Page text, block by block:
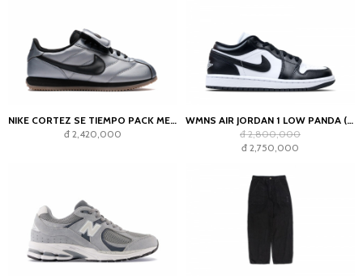
NIKE CORTEZ SE TIEMPO PACK METALLIC COOL GREY
đ 2,420,000
WMNS AIR JORDAN 1 LOW PANDA (2023)
đ 2,800,000
đ 2,750,000